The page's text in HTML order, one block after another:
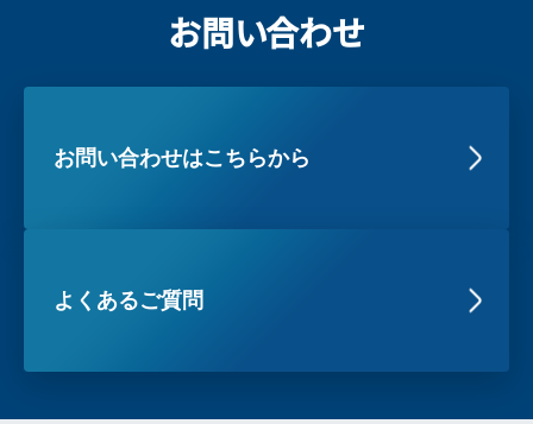
お問い合わせ
お問い合わせはこちらから
よくあるご質問